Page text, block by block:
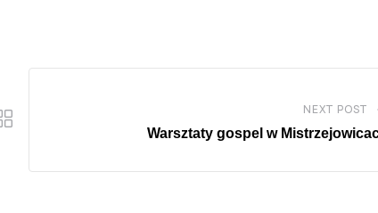
NEXT POST
Warsztaty gospel w